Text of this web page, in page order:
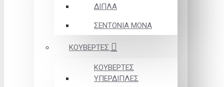
ΔΙΠΛΑ
ΣΕΝΤΟΝΙΑ ΜΟΝΑ
ΚΟΥΒΕΡΤΕΣ
ΚΟΥΒΕΡΤΕΣ
ΥΠΕΡΔΙΠΛΕΣ